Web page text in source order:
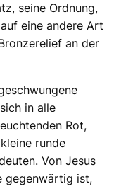
seine Ordnung,
eine andere Art
an der
in alle
Rot,
runde
Von Jesus
gegenwärtig ist,